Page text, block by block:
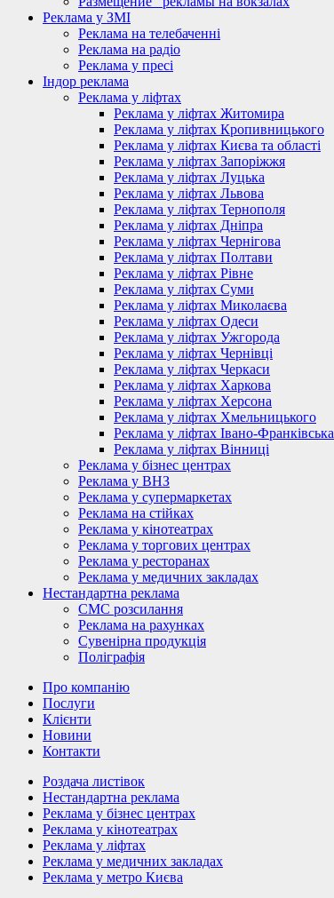
Реклама у ЗМІ
Реклама на телебаченні
Реклама на радіо
Реклама у пресі
Індор реклама
Реклама у ліфтах
Реклама у ліфтах Житомира
Реклама у ліфтах Кропивницького
Реклама у ліфтах Києва та області
Реклама у ліфтах Запоріжжя
Реклама у ліфтах Луцька
Реклама у ліфтах Львова
Реклама у ліфтах Тернополя
Реклама у ліфтах Дніпра
Реклама у ліфтах Чернігова
Реклама у ліфтах Полтави
Реклама у ліфтах Рівне
Реклама у ліфтах Суми
Реклама у ліфтах Миколаєва
Реклама у ліфтах Одеси
Реклама у ліфтах Ужгорода
Реклама у ліфтах Чернівці
Реклама у ліфтах Черкаси
Реклама у ліфтах Харкова
Реклама у ліфтах Херсона
Реклама у ліфтах Хмельницького
Реклама у ліфтах Івано-Франківська
Реклама у ліфтах Вінниці
Реклама у бізнес центрах
Реклама у ВНЗ
Реклама у супермаркетах
Реклама на стійках
Реклама у кінотеатрах
Реклама у торгових центрах
Реклама у ресторанах
Реклама у медичних закладах
Нестандартна реклама
СМС розсилання
Реклама на рахунках
Сувенірна продукція
Поліграфія
Про компанію
Послуги
Клієнти
Новини
Контакти
Роздача листівок
Нестандартна реклама
Реклама у бізнес центрах
Реклама у кінотеатрах
Реклама у ліфтах
Реклама у медичних закладах
Реклама у метро Києва